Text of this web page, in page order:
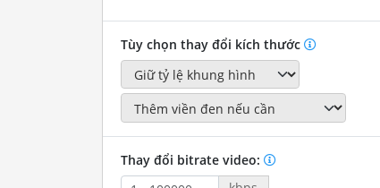
Tùy chọn thay đổi kích thước
Thay đổi bitrate video: